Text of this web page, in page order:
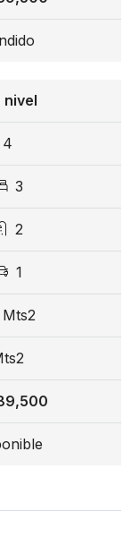
en
nivel
4
3
2
1